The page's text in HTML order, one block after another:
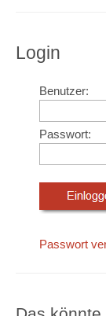
Login
Benutzer:
Passwort:
Passwort